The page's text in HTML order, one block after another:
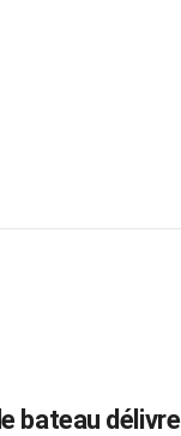
bateau délivre